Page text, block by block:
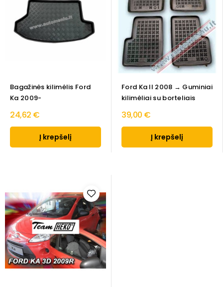
Bagažinės kilimėlis Ford
Ka 2009-
24,62 €
Į krepšelį
Ford Ka II 2008 → Guminiai
kilimėliai su borteliais
39,00 €
Į krepšelį